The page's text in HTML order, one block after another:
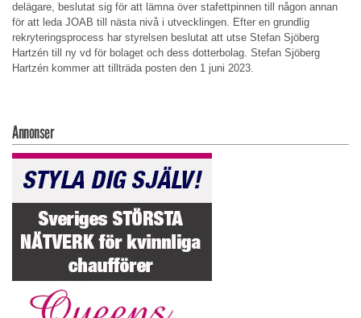
delägare, beslutat sig för att lämna över stafettpinnen till någon annan
för att leda JOAB till nästa nivå i utvecklingen. Efter en grundlig
rekryteringsprocess har styrelsen beslutat att utse Stefan Sjöberg
Hartzén till ny vd för bolaget och dess dotterbolag. Stefan Sjöberg
Hartzén kommer att tillträda posten den 1 juni 2023.
Annonser